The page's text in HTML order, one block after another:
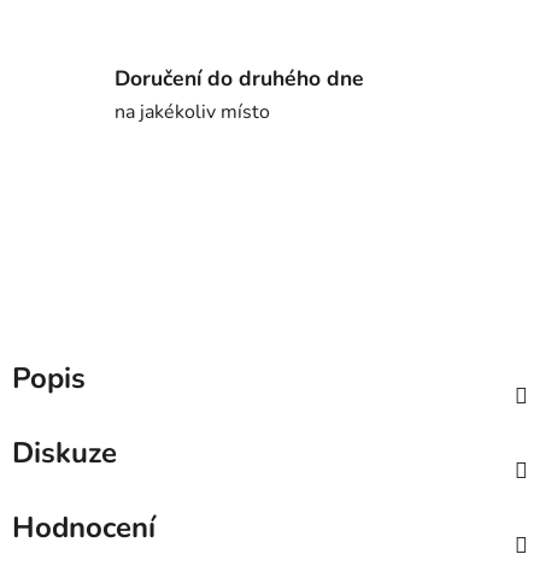
Doručení do druhého dne
na jakékoliv místo
Popis
Diskuze
Hodnocení